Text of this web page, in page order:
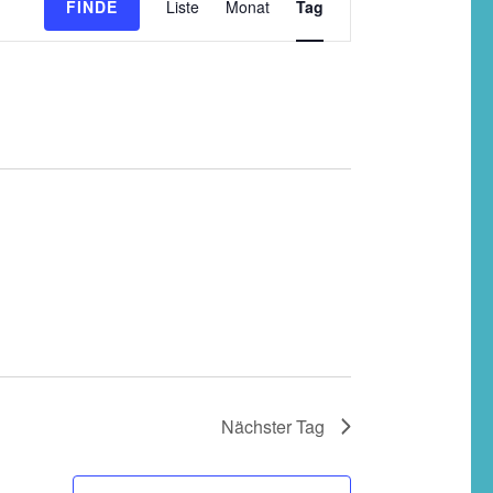
FINDE
Ansichten-
Navigation
Liste Monat Tag
Nächster Tag